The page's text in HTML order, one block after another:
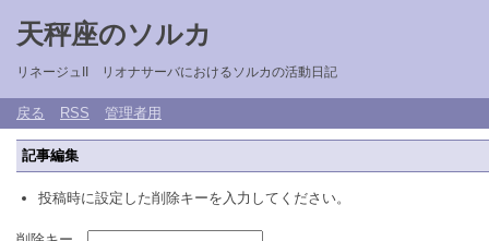
天秤座のソルカ
リネージュII リオナサーバにおけるソルカの活動日記
戻る RSS 管理者用
記事編集
投稿時に設定した削除キーを入力してください。